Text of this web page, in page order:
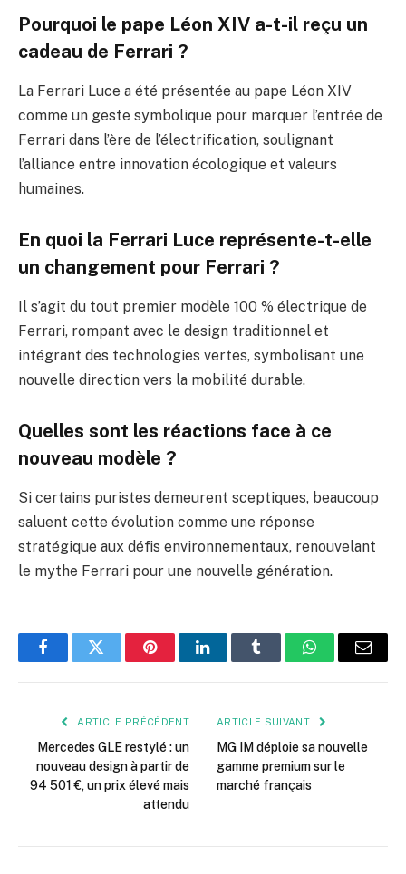
Pourquoi le pape Léon XIV a-t-il reçu un
cadeau de Ferrari ?
La Ferrari Luce a été présentée au pape Léon XIV
comme un geste symbolique pour marquer l’entrée de
Ferrari dans l’ère de l’électrification, soulignant
l’alliance entre innovation écologique et valeurs
humaines.
En quoi la Ferrari Luce représente-t-elle
un changement pour Ferrari ?
Il s’agit du tout premier modèle 100 % électrique de
Ferrari, rompant avec le design traditionnel et
intégrant des technologies vertes, symbolisant une
nouvelle direction vers la mobilité durable.
Quelles sont les réactions face à ce
nouveau modèle ?
Si certains puristes demeurent sceptiques, beaucoup
saluent cette évolution comme une réponse
stratégique aux défis environnementaux, renouvelant
le mythe Ferrari pour une nouvelle génération.
FacebookTwitter PinterestLinkedInTumblr WhatsApp
E-
ARTICLE PRÉCÉDENT
Mercedes GLE restylé : un
nouveau design à partir de
94 501 €, un prix élevé mais
attendu
ARTICLE SUIVANT
MG IM déploie sa nouvelle
gamme premium sur le
marché français